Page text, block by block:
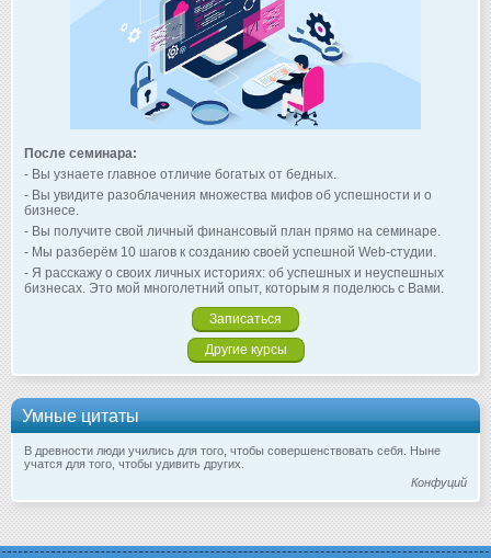
После семинара:
- Вы узнаете главное отличие богатых от бедных.
- Вы увидите разоблачения множества мифов об успешности и о
бизнесе.
- Вы получите свой личный финансовый план прямо на семинаре.
- Мы разберём 10 шагов к созданию своей успешной Web-студии.
- Я расскажу о своих личных историях: об успешных и неуспешных
бизнесах. Это мой многолетний опыт, которым я поделюсь с Вами.
Записаться
Другие курсы
Умные цитаты
В древности люди учились для того, чтобы совершенствовать себя. Ныне
учатся для того, чтобы удивить других.
Конфуций